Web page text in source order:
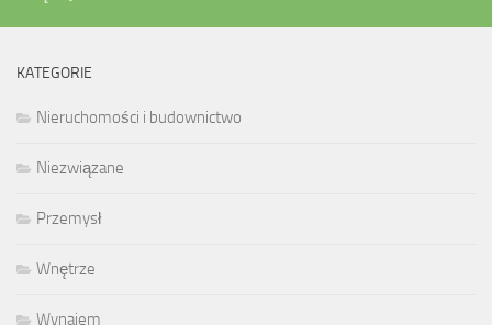
KATEGORIE
Nieruchomości i budownictwo
Niezwiązane
Przemysł
Wnętrze
Wynajem